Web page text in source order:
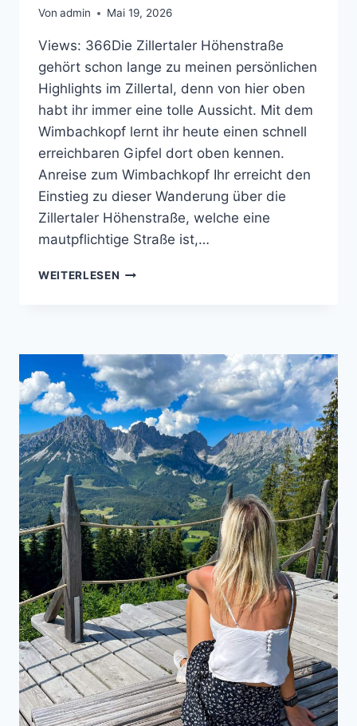
Von admin Mai 19, 2026
Views: 366Die Zillertaler Höhenstraße
gehört schon lange zu meinen persönlichen
Highlights im Zillertal, denn von hier oben
habt ihr immer eine tolle Aussicht. Mit dem
Wimbachkopf lernt ihr heute einen schnell
erreichbaren Gipfel dort oben kennen.
Anreise zum Wimbachkopf Ihr erreicht den
Einstieg zu dieser Wanderung über die
Zillertaler Höhenstraße, welche eine
mautpflichtige Straße ist,…
WEITERLESEN WANDERUNG
ZILLERTALER
HÖHENSTRASSE